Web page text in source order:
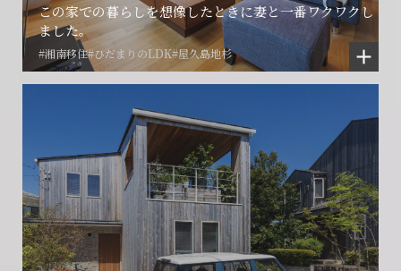
この家での暮らしを想像したときに妻と一番ワクワクし
ました。
#湘南移住#ひだまりのLDK#屋久島地杉